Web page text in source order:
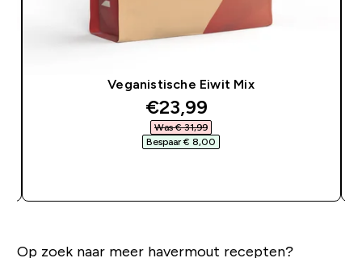
Veganistische Eiwit Mix
discounted price
€23,99‎
Was € 31,99‎
Bespaar € 8,00‎
Op zoek naar meer havermout recepten?